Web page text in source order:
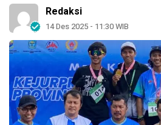
Redaksi
14 Des 2025 - 11:30 WIB